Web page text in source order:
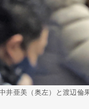
亜美（奥左）と渡辺倫